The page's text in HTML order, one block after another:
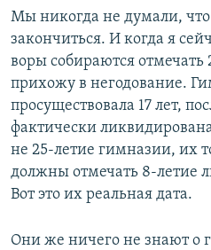
Мы никогда не думали,
закончиться. И когда я
воры собираются отмечать
прихожу в негодование.
просуществовала 17 лет,
фактически
не 25-летие гимназии, их
должны отмечать 8-летие
Вот это их реальная дата.
Они же ничего не знают о